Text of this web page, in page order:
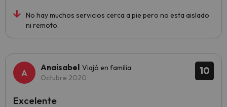
No hay muchos servicios cerca a pie pero no esta aislado
ni remoto.
10
Anaisabel Viajó en familia
Octubre 2020
Excelente